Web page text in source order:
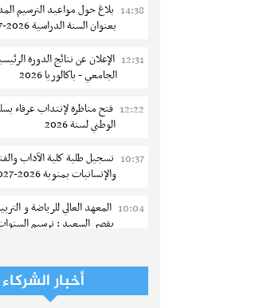
14:38 بلاغ حول مواعيد الترسيم
بعنوان السنة الدراسية 2026-2027
12:31 الإعلان عن نتائج الدورة
الجامعي - باكالوريا 2026
12:22 فتح مناظرة لإنتداب عرفاء
الوطني لسنة 2026
10:37 تسجيل طلبة كلية الآداب
والإنسانيات بمنوبة 2026-2027
10:04 المعهد العالي للرياضة و
بقصر السعيد : ترسيم السنوات
تمديد آجال الترشح للماجستير
أخبار الشركاء